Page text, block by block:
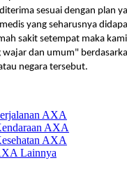
sesuai dengan plan
yang seharusnya
sakit setempat maka
wajar dan umum"
negara tersebut.
AXA
AXA
AXA
Lainnya